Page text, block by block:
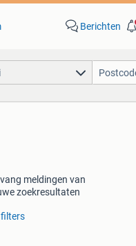
Berichten
meldingen van
zoekresultaten